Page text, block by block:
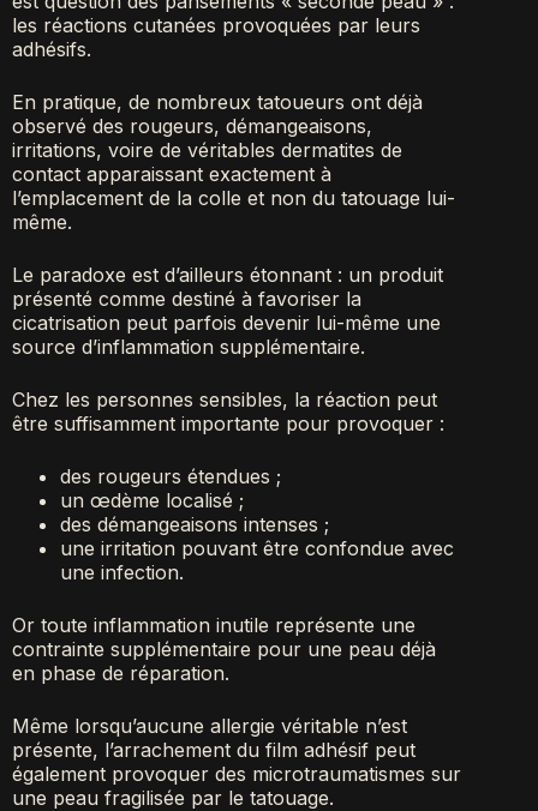
les réactions cutanées provoquées par leurs
adhésifs.
En pratique, de nombreux tatoueurs ont déjà
observé des rougeurs, démangeaisons,
irritations, voire de véritables dermatites de
contact apparaissant exactement à
l’emplacement de la colle et non du tatouage lui-
même.
Le paradoxe est d’ailleurs étonnant : un produit
présenté comme destiné à favoriser la
cicatrisation peut parfois devenir lui-même une
source d’inflammation supplémentaire.
Chez les personnes sensibles, la réaction peut
être suffisamment importante pour provoquer :
des rougeurs étendues ;
un œdème localisé ;
des démangeaisons intenses ;
une irritation pouvant être confondue avec
une infection.
Or toute inflammation inutile représente une
contrainte supplémentaire pour une peau déjà
en phase de réparation.
Même lorsqu’aucune allergie véritable n’est
présente, l’arrachement du film adhésif peut
également provoquer des microtraumatismes sur
une peau fragilisée par le tatouage.